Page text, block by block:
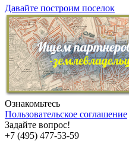
Давайте построим поселок
Ознакомьтесь
Пользовательское соглашение
Задайте вопрос!
+7 (495) 477-53-59